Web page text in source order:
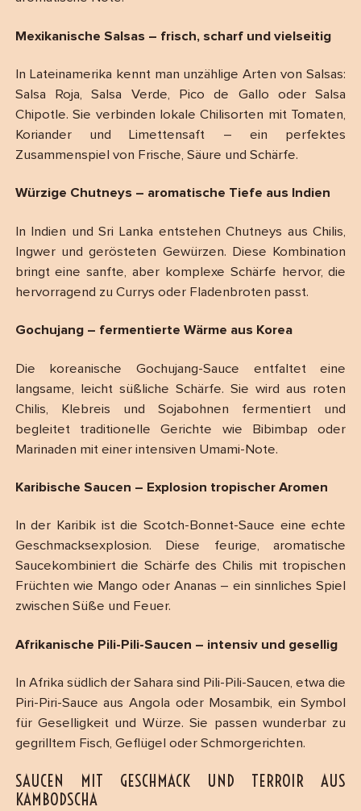
Mexikanische Salsas – frisch, scharf und vielseitig
In Lateinamerika kennt man unzählige Arten von Salsas:
Salsa Roja, Salsa Verde, Pico de Gallo oder Salsa
Chipotle. Sie verbinden lokale Chilisorten mit Tomaten,
Koriander und Limettensaft – ein perfektes
Zusammenspiel von Frische, Säure und Schärfe.
Würzige Chutneys – aromatische Tiefe aus Indien
In Indien und Sri Lanka entstehen Chutneys aus Chilis,
Ingwer und gerösteten Gewürzen. Diese Kombination
bringt eine sanfte, aber komplexe Schärfe hervor, die
hervorragend zu Currys oder Fladenbroten passt.
Gochujang – fermentierte Wärme aus Korea
Die koreanische Gochujang-Sauce entfaltet eine
langsame, leicht süßliche Schärfe. Sie wird aus roten
Chilis, Klebreis und Sojabohnen fermentiert und
begleitet traditionelle Gerichte wie Bibimbap oder
Marinaden mit einer intensiven Umami-Note.
Karibische Saucen – Explosion tropischer Aromen
In der Karibik ist die Scotch-Bonnet-Sauce eine echte
Geschmacksexplosion. Diese feurige, aromatische
Saucekombiniert die Schärfe des Chilis mit tropischen
Früchten wie Mango oder Ananas – ein sinnliches Spiel
zwischen Süße und Feuer.
Afrikanische Pili-Pili-Saucen – intensiv und gesellig
In Afrika südlich der Sahara sind Pili-Pili-Saucen, etwa die
Piri-Piri-Sauce aus Angola oder Mosambik, ein Symbol
für Geselligkeit und Würze. Sie passen wunderbar zu
gegrilltem Fisch, Geflügel oder Schmorgerichten.
SAUCEN MIT GESCHMACK UND TERROIR AUS
KAMBODSCHA